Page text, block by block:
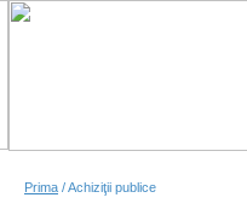
Prima / Achiziţii publice